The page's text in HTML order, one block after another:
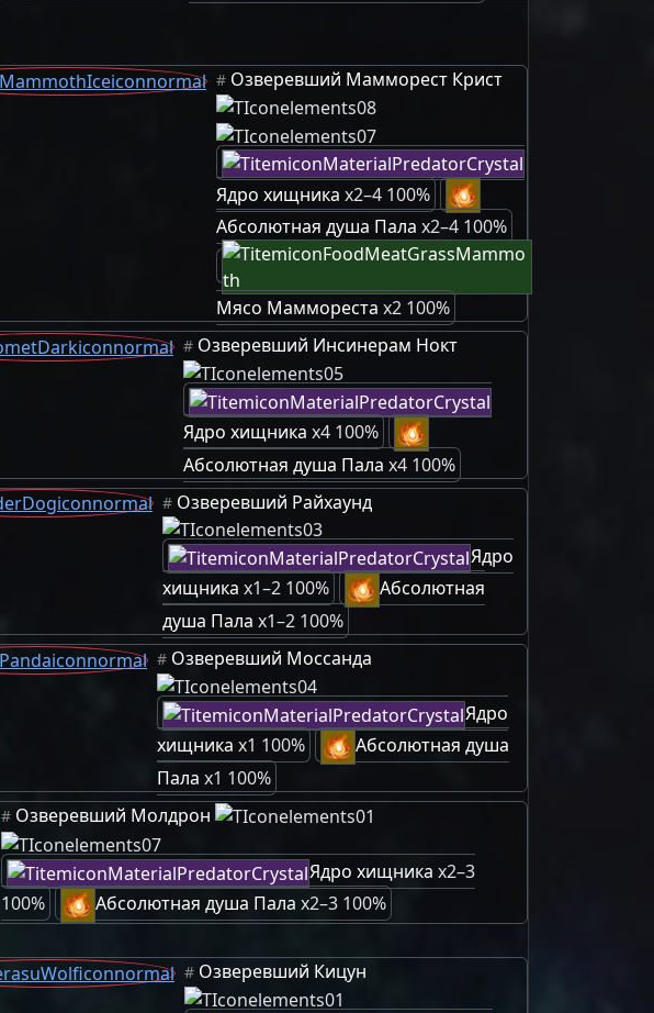
# Озверевший Мамморест Крист
Ядро хищника x2–4 100%
Абсолютная душа Пала x2–4 100%
Мясо Маммореста x2 100%
# Озверевший Инсинерам Нокт
Ядро хищника x4 100%
Абсолютная душа Пала x4 100%
# Озверевший Райхаунд
Ядро
хищника x1–2 100%
Абсолютная
душа Пала x1–2 100%
# Озверевший Моссанда
Ядро
хищника x1 100%
Абсолютная душа
Пала x1 100%
# Озверевший Молдрон
Ядро хищника x2–3
100%
Абсолютная душа Пала x2–3 100%
# Озверевший Кицун